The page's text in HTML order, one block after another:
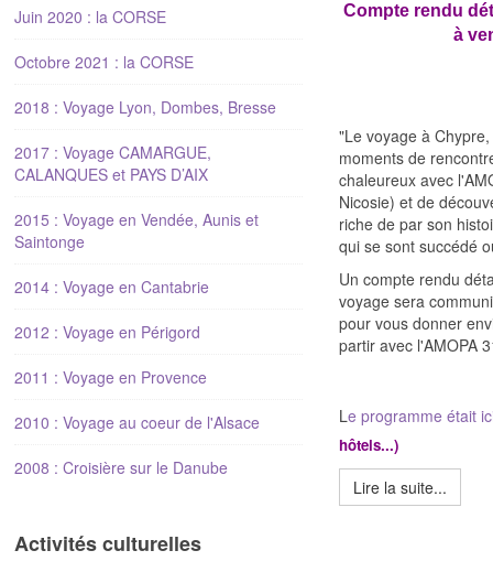
Compte rendu
à
"Le voyage à
moments de
chaleureux avec
Nicosie) et de
riche de par son
qui se sont succédé
Un compte rendu
voyage sera
pour vous donner
partir avec l'AMOPA
Le programme était
hôtels...)
Lire la suite...
Juin 2020 : la CORSE
Octobre 2021 : la CORSE
2018 : Voyage Lyon, Dombes, Bresse
2017 : Voyage CAMARGUE,
CALANQUES et PAYS D’AIX
2015 : Voyage en Vendée, Aunis et
Saintonge
2014 : Voyage en Cantabrie
2012 : Voyage en Périgord
2011 : Voyage en Provence
2010 : Voyage au coeur de l'Alsace
2008 : Croisière sur le Danube
Activités culturelles